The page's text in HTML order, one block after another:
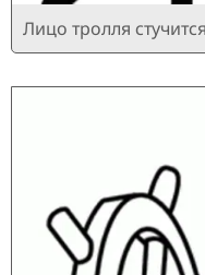
Лицо тролля